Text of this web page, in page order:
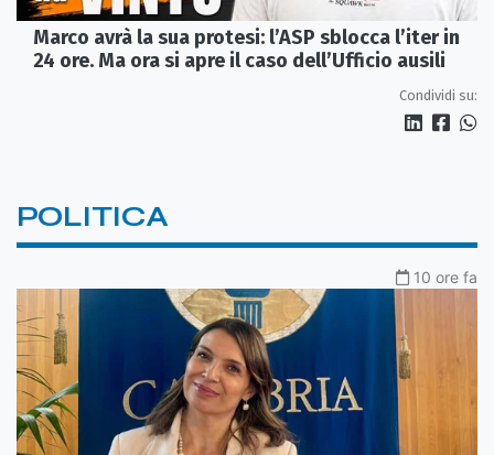
Marco avrà la sua protesi: l’ASP sblocca l’iter in
24 ore. Ma ora si apre il caso dell’Ufficio ausili
Condividi su:
POLITICA
10 ore fa